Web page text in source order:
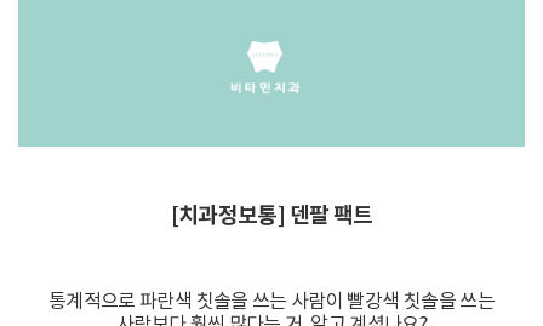
[치과정보통] 덴팔 팩트
통계적으로 파란색 칫솔을 쓰는 사람이 빨강색 칫솔을 쓰는